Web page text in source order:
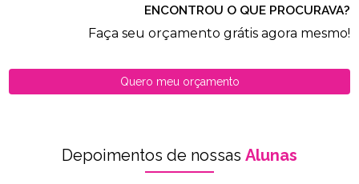
ENCONTROU O QUE PROCURAVA?
Faça seu orçamento grátis agora mesmo!
Quero meu orçamento
Depoimentos de nossas Alunas